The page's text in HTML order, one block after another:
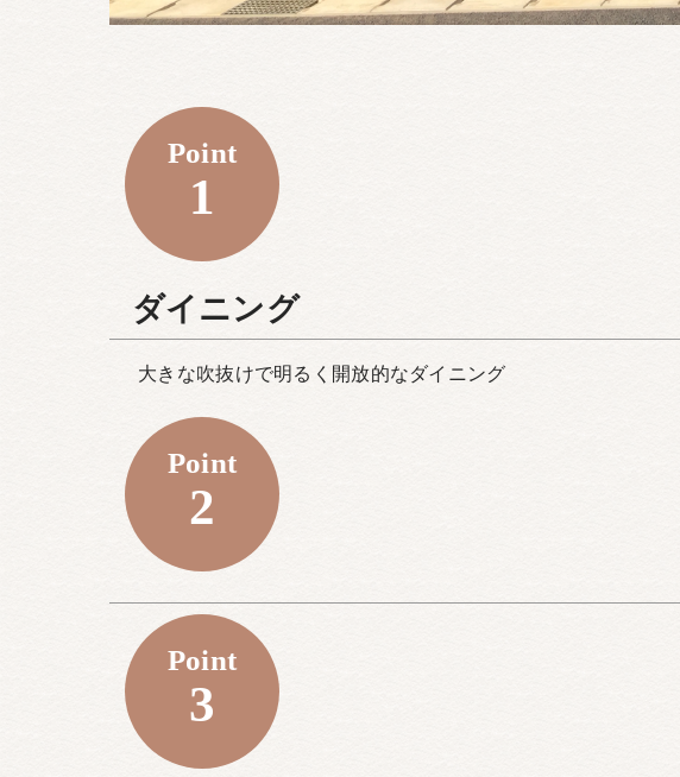
Point
1
ダイニング
大きな吹抜けで明るく開放的なダイニング
Point
2
Point
3